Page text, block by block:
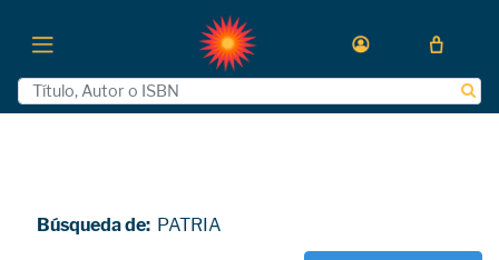
Búsqueda de: PATRIA